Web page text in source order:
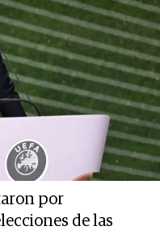
por
de las